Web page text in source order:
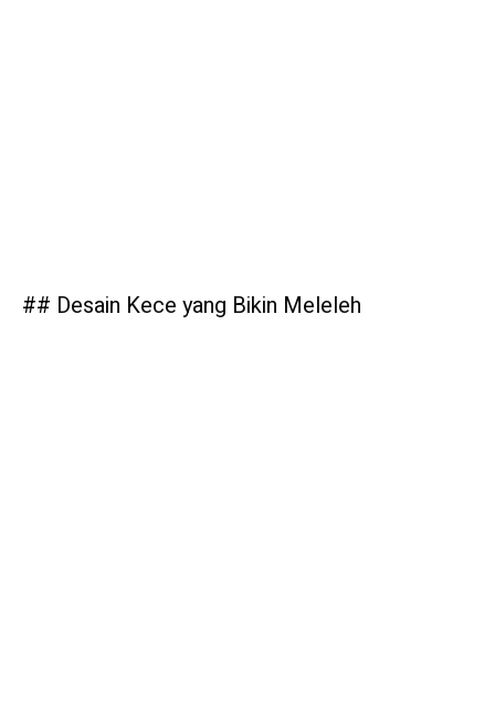
## Desain Kece yang Bikin Meleleh